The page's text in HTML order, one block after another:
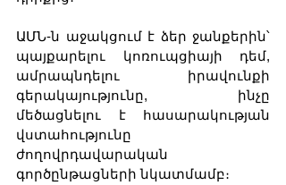
ԱՄՆ-ն աջակցում է ձեր ջանքերին՝
պայքարելու կոռուպցիայի դեմ,
ամրապնդելու իրավունքի
գերակայությունը, ինչը
մեծացնելու է հասարակության
վստահությունը
ժողովրդավարական
գործընթացների նկատմամբ։